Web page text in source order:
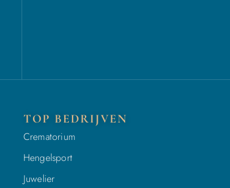
TOP BEDRIJVEN
Crematorium
Hengelsport
Juwelier